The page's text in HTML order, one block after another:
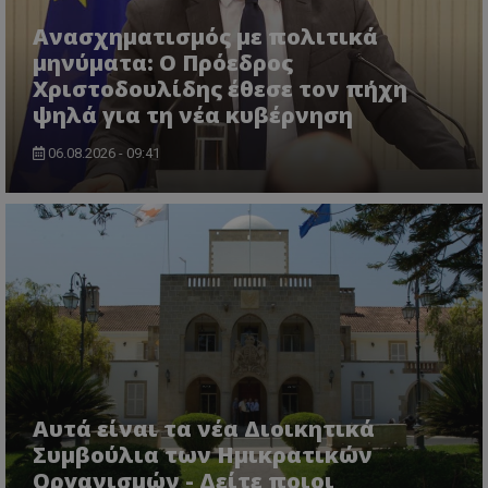
Ανασχηματισμός με πολιτικά
μηνύματα: Ο Πρόεδρος
Χριστοδουλίδης έθεσε τον πήχη
ψηλά για τη νέα κυβέρνηση
06.08.2026 - 09:41
Αυτά είναι τα νέα Διοικητικά
Συμβούλια των Ημικρατικών
Οργανισμών - Δείτε ποιοι
ASP.NET_SessionId
Microsoft Corporation
VISITOR_PRIVACY_METADATA
YouTube
.youtube.com